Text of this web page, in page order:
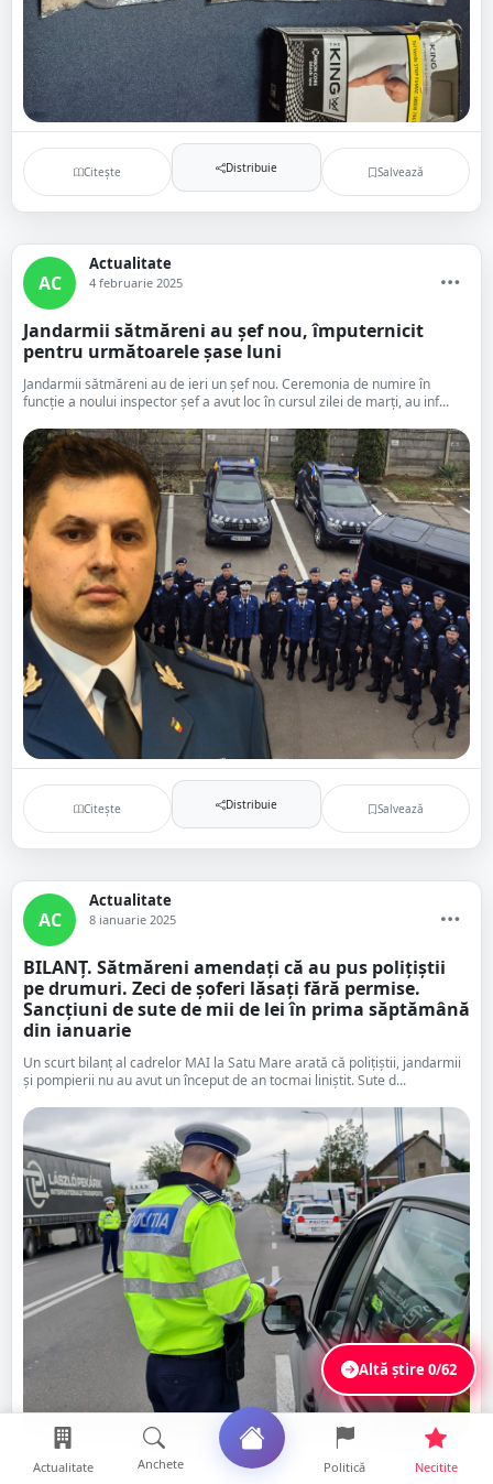
Citește Distribuie Salvează
AC
Actualitate
4 februarie 2025
Jandarmii sătmăreni au șef nou, împuternicit
pentru următoarele șase luni
Jandarmii sătmăreni au de ieri un șef nou. Ceremonia de numire în
funcție a noului inspector șef a avut loc în cursul zilei de marți, au inf...
Citește Distribuie Salvează
AC
Actualitate
8 ianuarie 2025
BILANȚ. Sătmăreni amendați că au pus polițiștii
pe drumuri. Zeci de șoferi lăsați fără permise.
Sancțiuni de sute de mii de lei în prima săptămână
din ianuarie
Un scurt bilanț al cadrelor MAI la Satu Mare arată că polițiștii, jandarmii
și pompierii nu au avut un început de an tocmai liniștit. Sute d...
Altă știre0/62
Actualitate Anchete Politică Necitite